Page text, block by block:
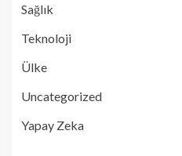
Sağlık
Teknoloji
Ülke
Uncategorized
Yapay Zeka